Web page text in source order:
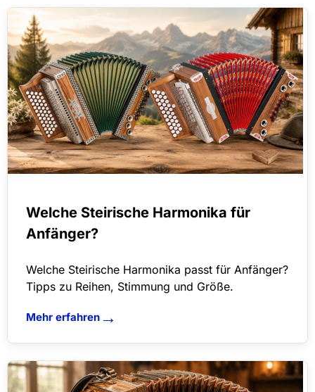
Welche Steirische Harmonika für
Anfänger?
Welche Steirische Harmonika passt für Anfänger?
Tipps zu Reihen, Stimmung und Größe.
Mehr erfahren →